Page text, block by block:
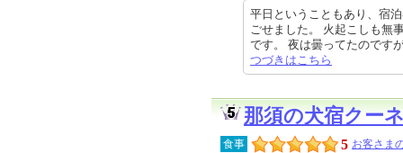
平日ということもあり、宿
ごせました。 火起こしも無
です。 夜は曇ってたのです
つづきはこちら
那須の犬宿クー
食事 5 お客さま